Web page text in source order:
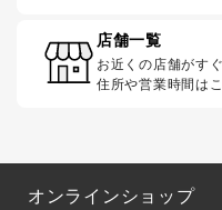
店舗一覧
お近くの店舗がす
住所や営業時間は
オンラインショップ